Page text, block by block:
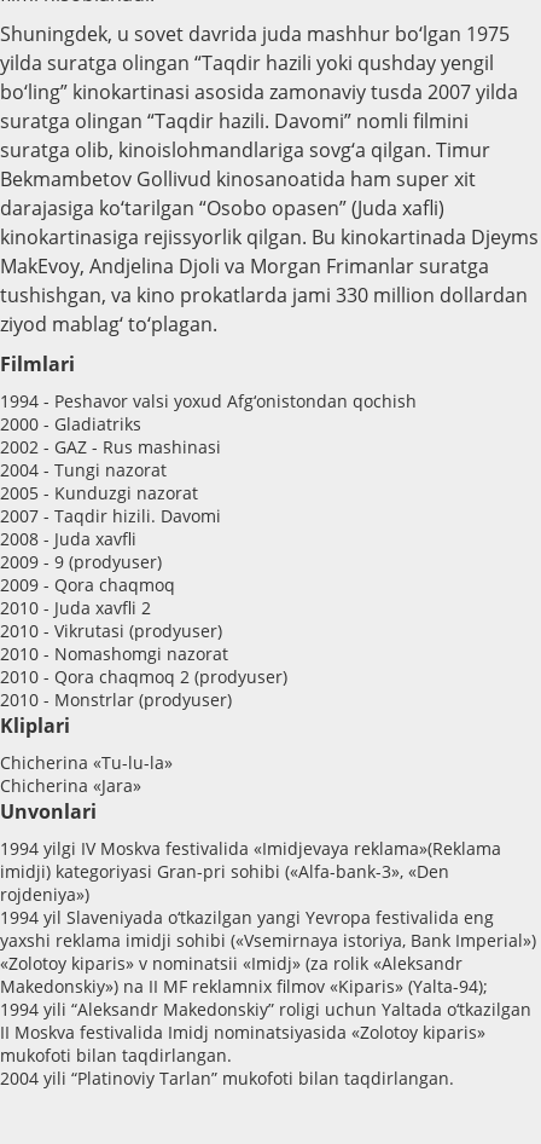
Shuningdek, u sovet davrida juda mashhur bo‘lgan 1975
yilda suratga olingan “Taqdir hazili yoki qushday yengil
bo‘ling” kinokartinasi asosida zamonaviy tusda 2007 yilda
suratga olingan “Taqdir hazili. Davomi” nomli filmini
suratga olib, kinoislohmandlariga sovg‘a qilgan. Timur
Bekmambetov Gollivud kinosanoatida ham super xit
darajasiga ko‘tarilgan “Osobo opasen” (Juda xafli)
kinokartinasiga rejissyorlik qilgan. Bu kinokartinada Djeyms
MakEvoy, Andjelina Djoli va Morgan Frimanlar suratga
tushishgan, va kino prokatlarda jami 330 million dollardan
ziyod mablag‘ to‘plagan.
Filmlari
1994 - Peshavor valsi yoxud Afg‘onistondan qochish
2000 - Gladiatriks
2002 - GAZ - Rus mashinasi
2004 - Tungi nazorat
2005 - Kunduzgi nazorat
2007 - Taqdir hizili. Davomi
2008 - Juda xavfli
2009 - 9 (prodyuser)
2009 - Qora chaqmoq
2010 - Juda xavfli 2
2010 - Vikrutasi (prodyuser)
2010 - Nomashomgi nazorat
2010 - Qora chaqmoq 2 (prodyuser)
2010 - Monstrlar (prodyuser)
Kliplari
Chicherina «Tu-lu-la»
Chicherina «Jara»
Unvonlari
1994 yilgi IV Moskva festivalida «Imidjevaya reklama»(Reklama
imidji) kategoriyasi Gran-pri sohibi («Alfa-bank-3», «Den
rojdeniya»)
1994 yil Slaveniyada o‘tkazilgan yangi Yevropa festivalida eng
yaxshi reklama imidji sohibi («Vsemirnaya istoriya, Bank Imperial»)
«Zolotoy kiparis» v nominatsii «Imidj» (za rolik «Aleksandr
Makedonskiy») na II MF reklamnix filmov «Kiparis» (Yalta-94);
1994 yili “Aleksandr Makedonskiy” roligi uchun Yaltada o‘tkazilgan
II Moskva festivalida Imidj nominatsiyasida «Zolotoy kiparis»
mukofoti bilan taqdirlangan.
2004 yili “Platinoviy Tarlan” mukofoti bilan taqdirlangan.